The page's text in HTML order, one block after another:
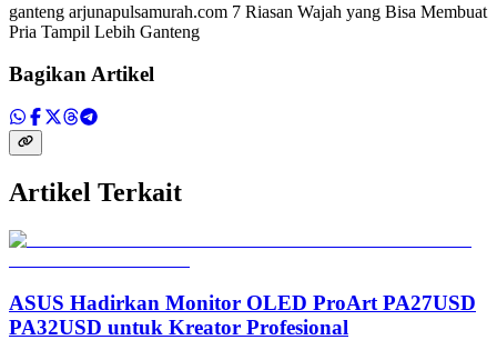
ganteng arjunapulsamurah.com 7 Riasan Wajah yang Bisa Membuat
Pria Tampil Lebih Ganteng
Bagikan Artikel
Artikel Terkait
ASUS Hadirkan Monitor OLED ProArt PA27USD
PA32USD untuk Kreator Profesional